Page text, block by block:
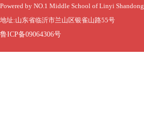
Powered by NO.1 Middle School of Linyi Shandong
地址:山东省临沂市兰山区银雀山路55号
鲁ICP备09064306号